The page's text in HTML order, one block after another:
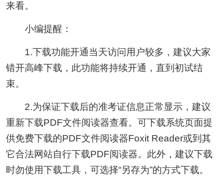
来看。
小编提醒：
1.下载功能开通当天访问用户较多，建议大家
错开高峰下载，此功能将持续开通，直到初试结
束。
2.为保证下载后的准考证信息正常显示，建议
重新下载PDF文件阅读器查看。可下载系统页面提
供免费下载的PDF文件阅读器Foxit Reader或到其
它合法网站自行下载PDF阅读器。此外，建议下载
时勿使用下载工具，可选择“另存为”的方式下载。